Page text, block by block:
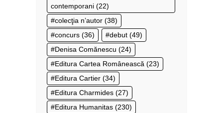
contemporani (22)
colecţia n’autor (38)
concurs (36) debut (49)
Denisa Comănescu (24)
Editura Cartea Românească (23)
Editura Cartier (34)
Editura Charmides (27)
Editura Humanitas (230)